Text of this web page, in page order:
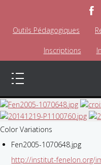
Outils Pédagogiques
Inscriptions
Color Variations
Fen2005-1070648.jpg
http://institut-fenelon.org/